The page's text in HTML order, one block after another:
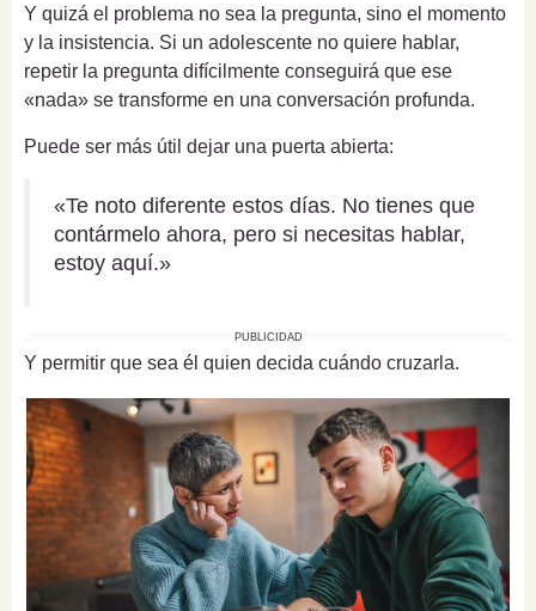
Y quizá el problema no sea la pregunta, sino el momento
y la insistencia. Si un adolescente no quiere hablar,
repetir la pregunta difícilmente conseguirá que ese
«nada» se transforme en una conversación profunda.
Puede ser más útil dejar una puerta abierta:
«Te noto diferente estos días. No tienes que
contármelo ahora, pero si necesitas hablar,
estoy aquí.»
PUBLICIDAD
Y permitir que sea él quien decida cuándo cruzarla.